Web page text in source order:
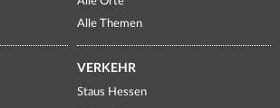
Alle Themen
VERKEHR
Staus Hessen